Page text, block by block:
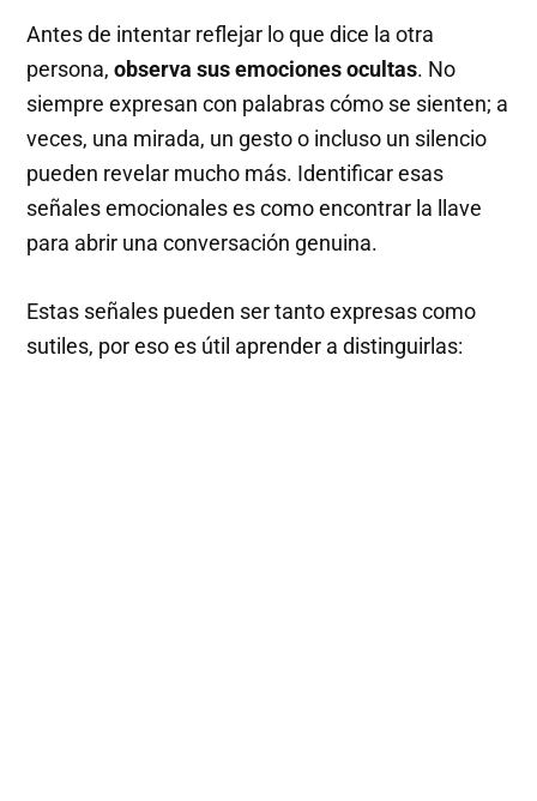
Antes de intentar reflejar lo que dice la otra
persona,observa sus emociones ocultas. No
siempre expresan con palabras cómo se sienten; a
veces, una mirada, un gesto o incluso un silencio
pueden revelar mucho más. Identificar esas
señales emocionales es como encontrar la llave
para abrir una conversación genuina.
Estas señales pueden ser tanto expresas como
sutiles, por eso es útil aprender a distinguirlas: